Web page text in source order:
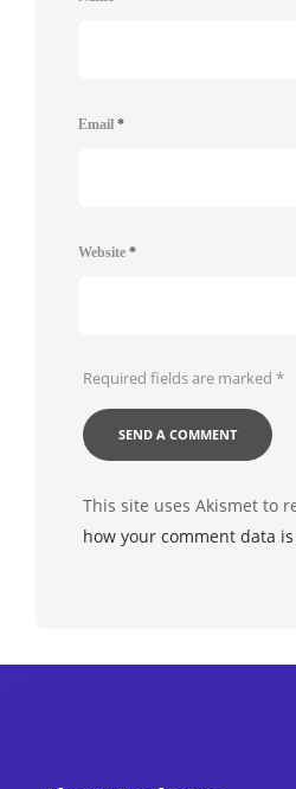
Email *
Website *
Required fields are marked *
This site uses Akismet to
how your comment data